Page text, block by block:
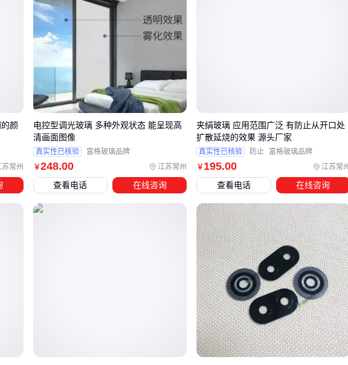
艺术收藏：对透光率和防紫外线有较高要求时，可考虑定制
亚克力相框背板
框玻璃适合潮湿环境如卫生间，而PS发泡框的挂镜则更适合干
燥的卧室或客厅。钢化处理的镜框玻璃在抗冲击性上表现更
好，但成本也相对较高。
展示柜玻璃的选型需结合承重和功能性需求。弧形或异形玻璃
适合高端展示场景，但需要定制加工；中空玻璃则适合需要保
温或防雾的冷藏展示柜。如果展示物品较重，建议选择厚度更
大的钢化玻璃，并搭配稳固的金属框架。
相应的挂钩或支架，而展示柜玻璃可能需要防爆膜
或密封胶
条来增强安全性。这些细节往往决定了玻璃框的长期使用效
四、容易被忽视的玻璃框配套设备
选购玻璃框后，许多用户常忽略配套设备的重要性，导致安装
悬挂系统：不同重量的玻璃框需要匹配相应承重能力的画框
苏常州
颜
￥248.00 江苏常州
电控型调光玻璃 多种外观状态 能呈现高
清画面图像
真实性已核验 富格玻璃品牌
查看电话 在线咨询
￥ 195.00 江苏常
夹绢玻璃 应用范围广泛 有防止从开口处
扩散延烧的效果 源头厂家
真实性已核验 防止 富格玻璃品牌
查看电话 在线咨询